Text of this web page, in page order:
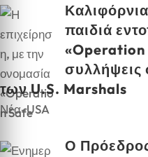
παιδιά
«Operation
συλλήψεις
των U.S. Marshals
Νέα-USA
Ο